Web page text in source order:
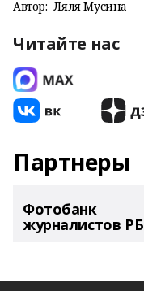
Автор: Ляля Мусина
Читайте нас
Партнеры
Фотобанк
журналистов РБ